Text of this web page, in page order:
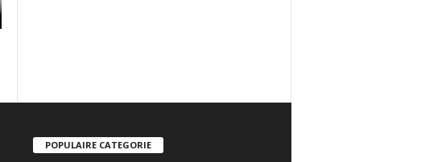
POPULAIRE CATEGORIE